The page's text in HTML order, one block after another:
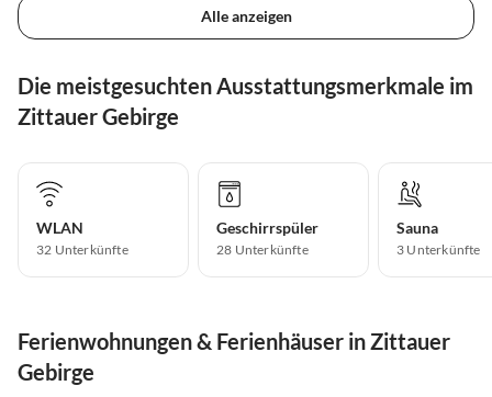
Alle anzeigen
Die meistgesuchten Ausstattungsmerkmale im
Zittauer Gebirge
WLAN
32 Unterkünfte
Geschirrspüler
28 Unterkünfte
Sauna
3 Unterkünfte
Ferienwohnungen & Ferienhäuser in Zittauer
Gebirge